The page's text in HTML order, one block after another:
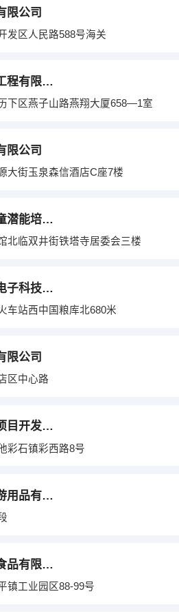
限公司
发区人民路588号海关
济南强达通信工程有限公司
下区燕子山路燕翔大厦658—1室
限公司
大街玉泉森信酒店C座7楼
东方金子塔儿童潜能培训学校－济宁部
北临双井街铁塔寺居委会三楼
山东聊城东方电子科技有限公司
车站西中国粮库北680米
限公司
区中心路
山东庄纳旅游项目开发有限公司
彩石镇彩西路8号
菏泽市金成旅游用品有限公司
菏泽福乐国际食品有限公司
镇工业园区88-99号